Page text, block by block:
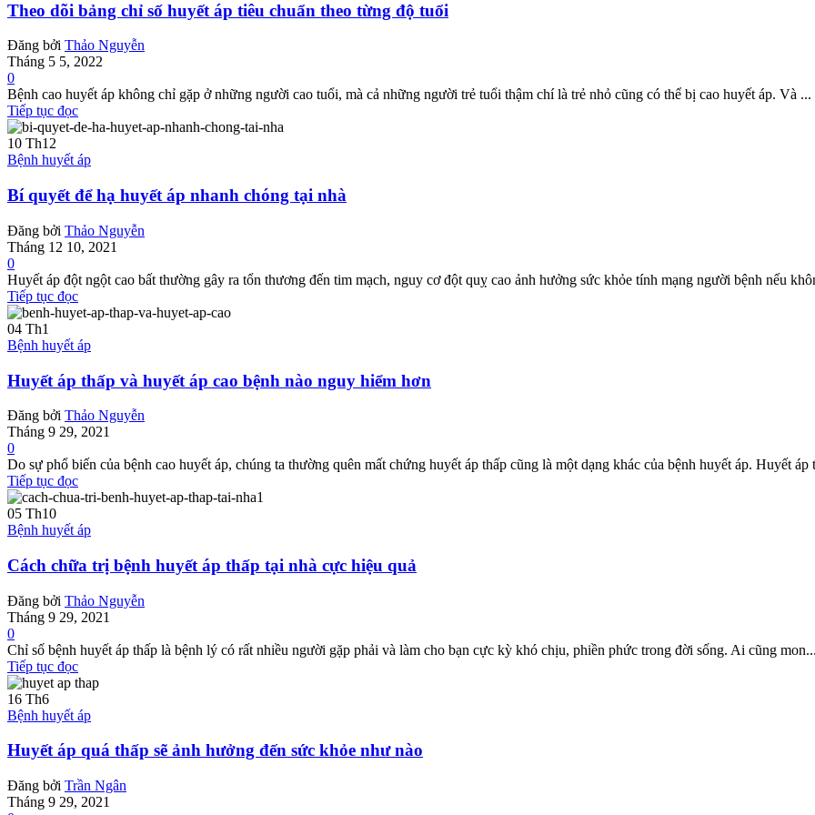
Theo dõi bảng chỉ số huyết áp tiêu chuẩn theo từng độ tuổi
Đăng bởi Thảo Nguyễn
Tháng 5 5, 2022
0
Bệnh cao huyết áp không chỉ gặp ở những người cao tuổi, mà cả những người trẻ tuổi thậm chí là trẻ nhỏ cũng có thể bị cao huyết áp. Và ...
Tiếp tục đọc
10 Th12
Bệnh huyết áp
Bí quyết để hạ huyết áp nhanh chóng tại nhà
Đăng bởi Thảo Nguyễn
Tháng 12 10, 2021
0
Huyết áp đột ngột cao bất thường gây ra tổn thương đến tim mạch, nguy cơ đột quỵ cao ảnh hưởng sức khỏe tính mạng người bệnh nếu
Tiếp tục đọc
04 Th1
Bệnh huyết áp
Huyết áp thấp và huyết áp cao bệnh nào nguy hiểm hơn
Đăng bởi Thảo Nguyễn
Tháng 9 29, 2021
0
Do sự phổ biến của bệnh cao huyết áp, chúng ta thường quên mất chứng huyết áp thấp cũng là một dạng khác của bệnh huyết áp. Huyết áp
Tiếp tục đọc
05 Th10
Bệnh huyết áp
Cách chữa trị bệnh huyết áp thấp tại nhà cực hiệu quả
Đăng bởi Thảo Nguyễn
Tháng 9 29, 2021
0
Chỉ số bệnh huyết áp thấp là bệnh lý có rất nhiều người gặp phải và làm cho bạn cực kỳ khó chịu, phiền phức trong đời sống. Ai cũng mon...
Tiếp tục đọc
16 Th6
Bệnh huyết áp
Huyết áp quá thấp sẽ ảnh hưởng đến sức khỏe như nào
Đăng bởi Trần Ngân
Tháng 9 29, 2021